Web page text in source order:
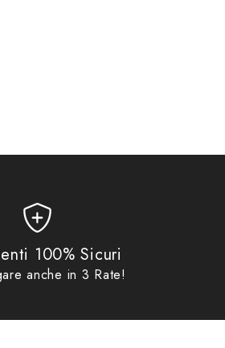
100% Sicuri
anche in 3 Rate!